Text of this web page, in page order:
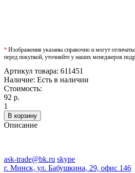
* Изображения указаны справочно и могут
перед покупкой, уточняйте у наших менеджеров
Артикул товара: 611451
Наличие: Есть в наличии
Стоимость:
92 р.
1
В корзину
Описание
ask-trade@bk.ru skype
г. Минск, ул. Бабушкина, 29, офис 146